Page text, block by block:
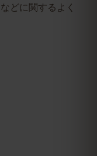
どに関するよく